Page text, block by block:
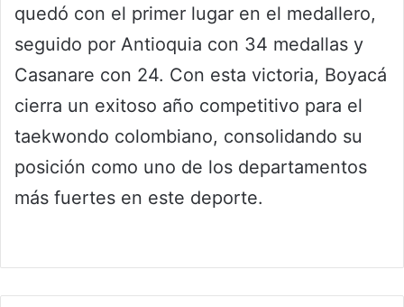
quedó con el primer lugar en el medallero,
seguido por Antioquia con 34 medallas y
Casanare con 24. Con esta victoria, Boyacá
cierra un exitoso año competitivo para el
taekwondo colombiano, consolidando su
posición como uno de los departamentos
más fuertes en este deporte.